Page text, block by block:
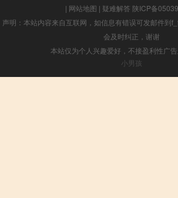
| 网站地图 | 疑难解答 陕ICP备
声明：本站内容来自互联网，如信息有错误可发邮件到
会及时纠正，谢谢
本站仅为个人兴趣爱好，不接盈利性广
小男孩